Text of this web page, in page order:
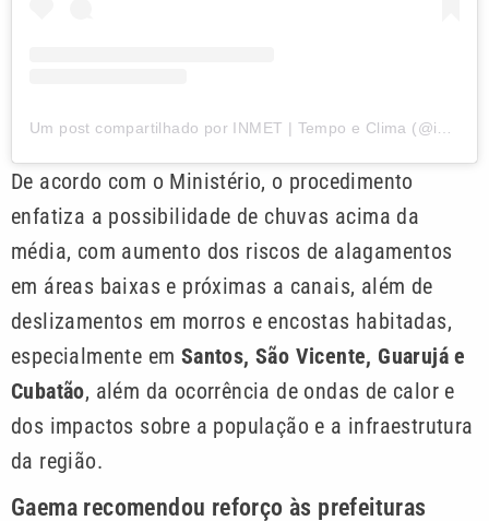
De acordo com o Ministério, o procedimento
enfatiza a possibilidade de chuvas acima da
média, com aumento dos riscos de alagamentos
em áreas baixas e próximas a canais, além de
deslizamentos em morros e encostas habitadas,
especialmente em Santos, São Vicente, Guarujá e
Cubatão, além da ocorrência de ondas de calor e
dos impactos sobre a população e a infraestrutura
da região.
Gaema recomendou reforço às prefeituras